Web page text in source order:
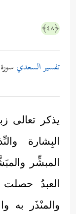
﴿٤٨﴾
تفسير السعدي سورة
يذكر تعالى
البِشارة
المبشِّر
العبدُ حصلت
والمنْذَر به